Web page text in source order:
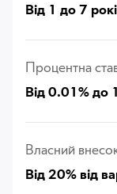
Від 1 до 7
Процентна
Від 0.01% до
Власний
Від 20% від